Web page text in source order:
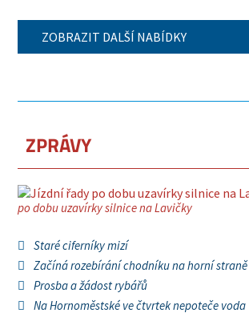
ZOBRAZIT DALŠÍ NABÍDKY
ZPRÁVY
po dobu uzavírky silnice na Lavičky
Staré ciferníky mizí
Začíná rozebírání chodníku na horní straně
Prosba a žádost rybářů
Na Hornoměstské ve čtvrtek nepoteče voda